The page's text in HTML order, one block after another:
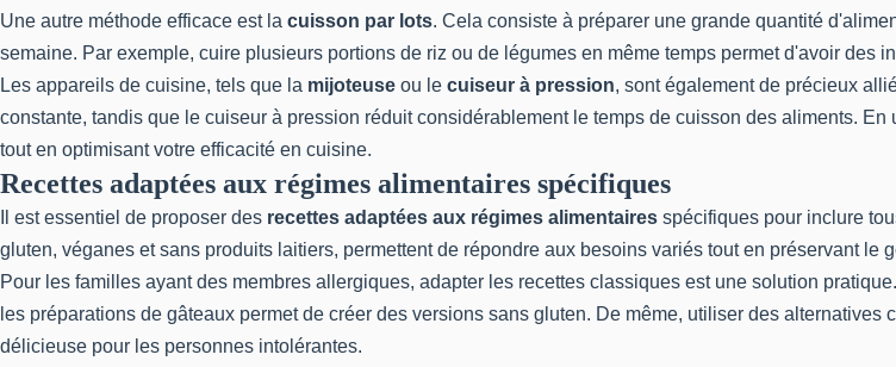
Une autre méthode efficace est la cuisson par lots. Cela consiste à préparer une grande quantité
semaine. Par exemple, cuire plusieurs portions de riz ou de légumes en même temps permet d'avoir des
Les appareils de cuisine, tels que la mijoteuse ou le cuiseur à pression, sont également de précieux
constante, tandis que le cuiseur à pression réduit considérablement le temps de cuisson des aliments.
tout en optimisant votre efficacité en cuisine.
Recettes adaptées aux régimes alimentaires spécifiques
Il est essentiel de proposer des recettes adaptées aux régimes alimentaires spécifiques pour inclure
gluten, véganes et sans produits laitiers, permettent de répondre aux besoins variés tout en préservant le
Pour les familles ayant des membres allergiques, adapter les recettes classiques est une solution
les préparations de gâteaux permet de créer des versions sans gluten. De même, utiliser des
délicieuse pour les personnes intolérantes.